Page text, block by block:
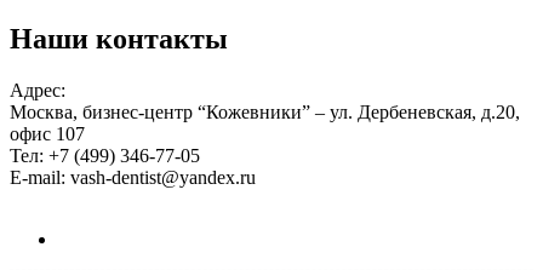
Наши контакты
Адрес:
Москва, бизнес-центр “Кожевники” – ул. Дербеневская, д.20,
офис 107
Тел: +7 (499) 346-77-05
E-mail: vash-dentist@yandex.ru